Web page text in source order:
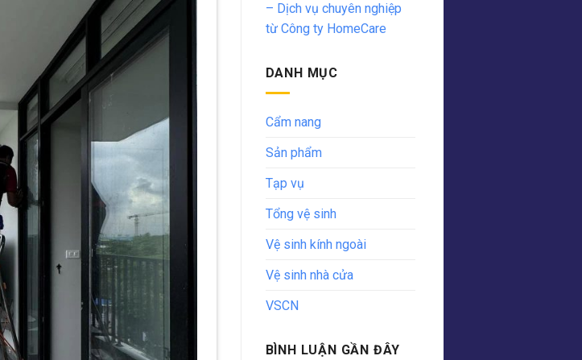
– Dịch vụ chuyên nghiệp
từ Công ty HomeCare
DANH MỤC
Cẩm nang
Sản phẩm
Tạp vụ
Tổng vệ sinh
Vệ sinh kính ngoài
Vệ sinh nhà cửa
VSCN
BÌNH LUẬN GẦN ĐÂY